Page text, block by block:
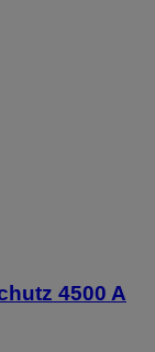
4500 A